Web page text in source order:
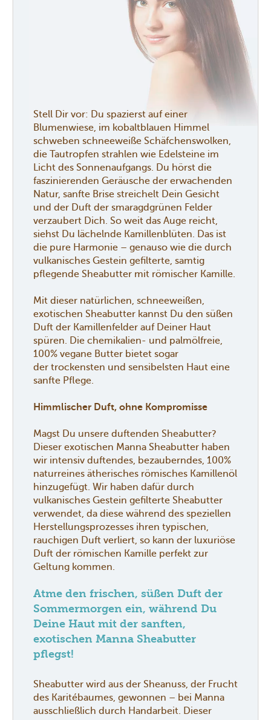
Stell Dir vor: Du spazierst auf einer
Blumenwiese, im kobaltblauen Himmel
schweben schneeweiße Schäfchenswolken,
die Tautropfen strahlen wie Edelsteine im
Licht des Sonnenaufgangs. Du hörst die
faszinierenden Geräusche der erwachenden
Natur, sanfte Brise streichelt Dein Gesicht
und der Duft der smaragdgrünen Felder
verzaubert Dich. So weit das Auge reicht,
siehst Du lächelnde Kamillenblüten. Das ist
die pure Harmonie – genauso wie die durch
vulkanisches Gestein gefilterte, samtig
pflegende Sheabutter mit römischer Kamille.
Mit dieser natürlichen, schneeweißen,
exotischen Sheabutter kannst Du den süßen
Duft der Kamillenfelder auf Deiner Haut
spüren. Die chemikalien- und palmölfreie,
100% vegane Butter bietet sogar
der trockensten und sensibelsten Haut eine
sanfte Pflege.
Himmlischer Duft, ohne Kompromisse
Magst Du unsere duftenden Sheabutter?
Dieser exotischen Manna Sheabutter haben
wir intensiv duftendes, bezauberndes, 100%
naturreines ätherisches römisches Kamillenöl
hinzugefügt. Wir haben dafür durch
vulkanisches Gestein gefilterte Sheabutter
verwendet, da diese während des speziellen
Herstellungsprozesses ihren typischen,
rauchigen Duft verliert, so kann der luxuriöse
Duft der römischen Kamille perfekt zur
Geltung kommen.
Atme den frischen, süßen Duft der
Sommermorgen ein, während Du
Deine Haut mit der sanften,
exotischen Manna Sheabutter
pflegst!
Sheabutter wird aus der Sheanuss, der Frucht
des Karitébaumes, gewonnen – bei Manna
ausschließlich durch Handarbeit. Dieser